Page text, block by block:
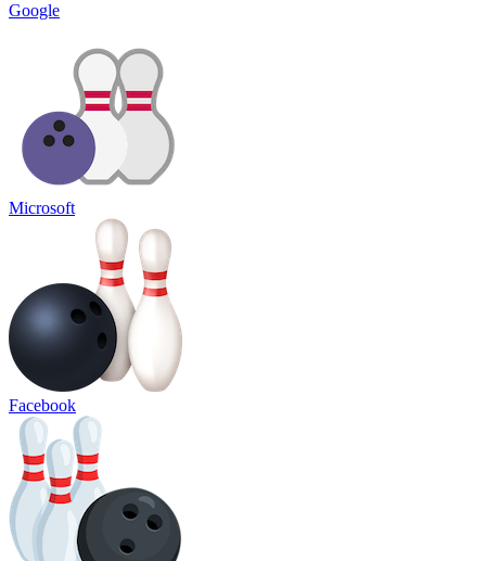
Google
Microsoft
Facebook